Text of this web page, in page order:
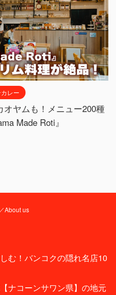
レー
ヤムも！メニュー200種
Made Roti』
About us
む！バンコクの隠れ名店10
ナコーンサワン県】の地元